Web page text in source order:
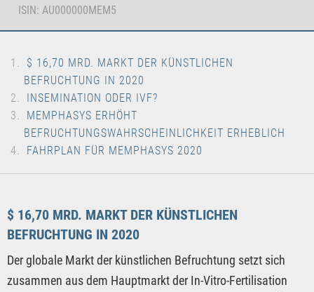
ISIN: AU000000MEM5
$ 16,70 MRD. MARKT DER KÜNSTLICHEN
BEFRUCHTUNG IN 2020
INSEMINATION ODER IVF?
MEMPHASYS ERHÖHT
BEFRUCHTUNGSWAHRSCHEINLICHKEIT ERHEBLICH
FAHRPLAN FÜR MEMPHASYS 2020
$ 16,70 MRD. MARKT DER KÜNSTLICHEN
BEFRUCHTUNG IN 2020
Der globale Markt der künstlichen Befruchtung setzt sich
zusammen aus dem Hauptmarkt der In-Vitro-Fertilisation